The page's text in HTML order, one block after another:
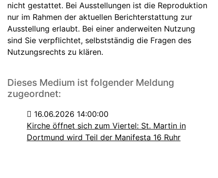
nicht gestattet. Bei Ausstellungen ist die Reproduktion
nur im Rahmen der aktuellen Berichterstattung zur
Ausstellung erlaubt. Bei einer anderweiten Nutzung
sind Sie verpflichtet, selbstständig die Fragen des
Nutzungsrechts zu klären.
Dieses Medium ist folgender Meldung
zugeordnet:
16.06.2026 14:00:00
Kirche öffnet sich zum Viertel: St. Martin in
Dortmund wird Teil der Manifesta 16 Ruhr